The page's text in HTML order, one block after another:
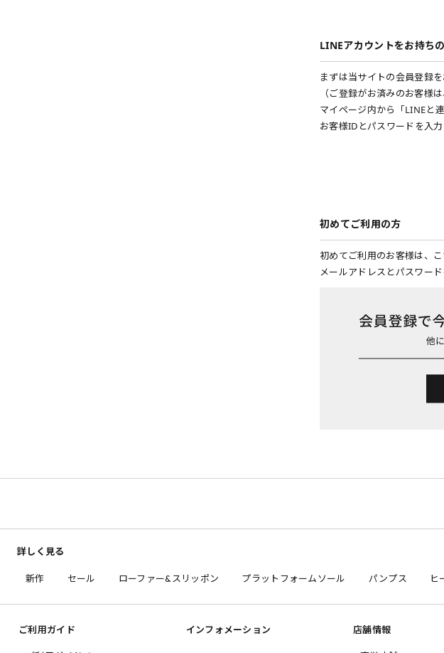
LINEアカウントをお持ち
まずは当サイトの会員登録を
（ご登録がお済みのお客様
マイページ内から「LINEと
お客様IDとパスワードを入
初めてご利用の方
初めてご利用のお客様は、
メールアドレスとパスワー
詳しく見る
新作 セール ローファー&スリッポン プラットフォームソール パンプス ヒ
ご利用ガイド インフォメーション 店舗情報